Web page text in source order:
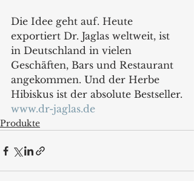
Die Idee geht auf. Heute
exportiert Dr. Jaglas weltweit, ist
in Deutschland in vielen
Geschäften, Bars und Restaurant
angekommen. Und der Herbe
Hibiskus ist der absolute Bestseller.
www.dr-jaglas.de
Produkte